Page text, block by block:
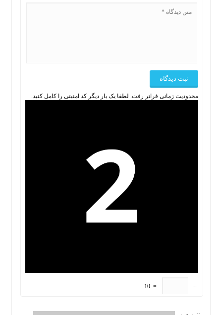
محدودیت زمانی فراتر رفت. لطفا یک بار دیگر کد امنیتی را کامل کنید.
+
=
10